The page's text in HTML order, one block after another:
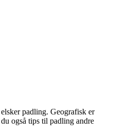
padling. Geografisk er
også tips til padling andre